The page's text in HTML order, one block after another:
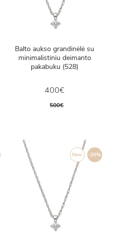
Balto aukso grandinėlė su
minimalistiniu deimanto
pakabuku (528)
400€
500€
-20%
New